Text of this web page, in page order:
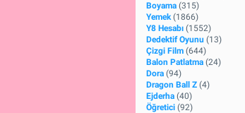
Boyama (315)
Yemek (1866)
Y8 Hesabı (1552)
Dedektif Oyunu (13)
Çizgi Film (644)
Balon Patlatma (24)
Dora (94)
Dragon Ball Z (4)
Ejderha (40)
Öğretici (92)